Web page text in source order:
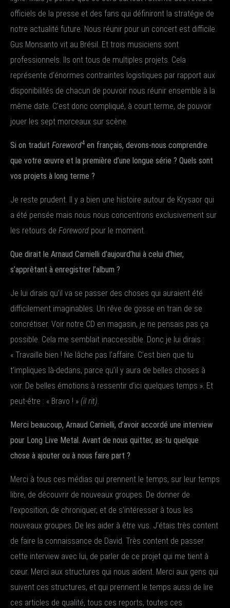
officiels de la presse et des fans qui définiront la stratégie de
notre actualité future. Nous réunir pour un concert est difficile.
Gus Monsanto vit au Brésil. Et trois musiciens sont
professionnels. Ils ont tous de multiples projets. Cela
représente d’énormes contraintes logistiques par rapport aux
disponibilités de chacun de pouvoir nous réunir ensemble à la
même date. C’est donc compliqué, à court terme, de pouvoir
jouer les sept morceaux sur scène.
Si on traduit Foreword4 en français, devons-nous comprendre
que votre œuvre et la première d’une longue série ? Quels sont
vos projets à long terme ?
Je reste prudent. Il y a bien une histoire autour de Krysaor qui
a été pensée mais nous nous concentrons exclusivement sur
les retours de Foreword pour le moment.
Que dirait le Arnaud Carnielli d’aujourd’hui à celui d’hier,
s’apprêtant à enregistrer l’album ?
Je lui dirais qu’il va se passer des choses qui auraient été
difficilement imaginables. Un rêve de gosse en train de se
concrétiser. Voir notre CD en magasin, je ne pensais pas ça
possible. Cela me semblait inaccessible. Donc je lui dirais :
« Travaille bien ! Ne lâche pas l’affaire. C’est bien que tu
t’impliques là-dedans, parce qu’il y aura de belles choses à
voir. De belles émotions à ressentir d’ici quelques temps ». Et
peut-être : « Bravo ! » (il rit)
Merci beaucoup, Arnaud Carnielli, d’avoir accordé une interview
pour Long Live Metal. Avant de nous quitter, as-tu quelque
chose à ajouter ou à nous faire part ?
Merci à tous ces médias qui prennent le temps, sur leur temps
libre, de découvrir de nouveaux groupes. De donner de
l’exposition, de chroniquer, et de s’intéresser à tous les
nouveaux groupes. De les aider à être vus. J’étais très content
de faire la connaissance de David. Très content de passer
cette interview avec lui, de parler de ce projet qui me tient à
cœur. Merci aux structures qui nous aident. Merci aux gens qui
suivent ces structures, et qui prennent le temps aussi de lire
ces articles de qualité, tous ces reports, toutes ces